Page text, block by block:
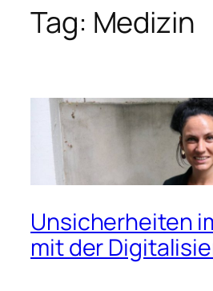
Tag: Medizin
Unsicherheiten
mit der